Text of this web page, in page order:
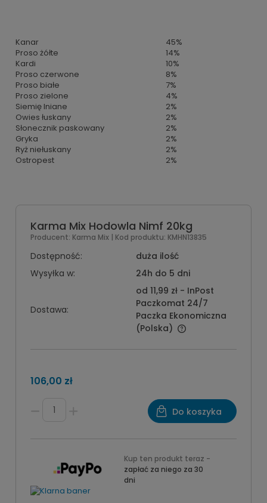
Kanar
45%
Proso żółte
14%
Kardi
10%
Proso czerwone
8%
Proso białe
7%
Proso zielone
4%
Siemię lniane
2%
Owies łuskany
2%
Słonecznik paskowany
2%
Gryka
2%
Ryż niełuskany
2%
Ostropest
2%
Karma Mix Hodowla Nimf 20kg
Producent: Karma Mix | Kod produktu: KMHN13835
Dostępność:
duża ilość
Wysyłka w:
24h do 5 dni
Dostawa:
od 11,99 zł - InPost
Paczkomat 24/7
Paczka Ekonomiczna
(Polska)
106,00 zł
Do koszyka
Kup ten produkt teraz -
zapłać za niego za 30
dni